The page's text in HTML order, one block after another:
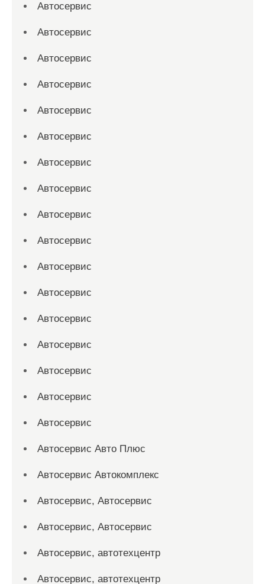
Автосервис
Автосервис
Автосервис
Автосервис
Автосервис
Автосервис
Автосервис
Автосервис
Автосервис
Автосервис
Автосервис
Автосервис
Автосервис
Автосервис
Автосервис
Автосервис
Автосервис
Автосервис Авто Плюс
Автосервис Автокомплекс
Автосервис, Автосервис
Автосервис, Автосервис
Автосервис, автотехцентр
Автосервис, автотехцентр